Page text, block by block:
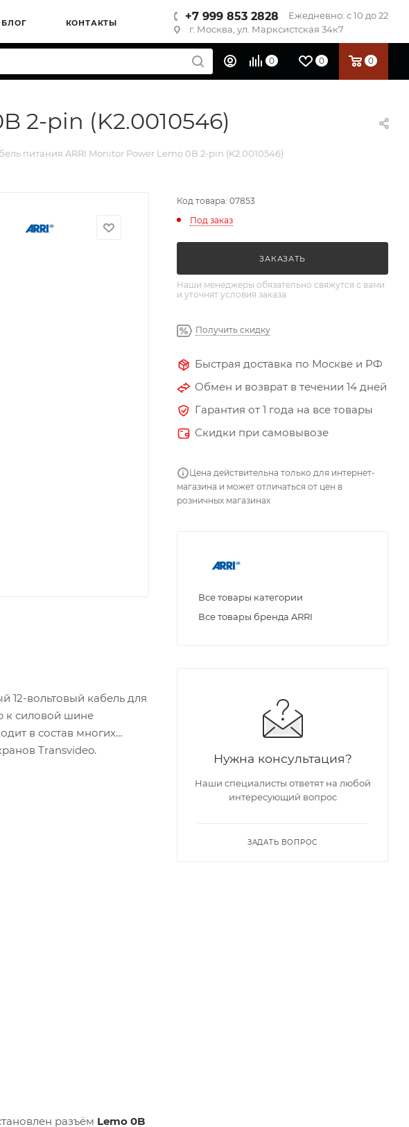
БЛОГ КОНТАКТЫ
+7 999 853 2828
Ежедневно: с 10 до 22
г. Москва, ул. Марксистская 34к7
0 0 0
2-pin (K2.0010546)
питания ARRI Monitor Power Lemo 0B 2-pin (K2.0010546)
12-вольтовый кабель для
к силовой шине
в состав многих
Transvideo.
разъём Lemo 0B
Код товара: 07853
Под заказ
ЗАКАЗАТЬ
Наши менеджеры обязательно свяжутся с вами
и уточнят условия заказа
Получить скидку
Быстрая доставка по Москве и РФ
Обмен и возврат в течении 14 дней
Гарантия от 1 года на все товары
Скидки при самовывозе
Цена действительна только для интернет-
магазина и может отличаться от цен в
розничных магазинах
Все товары категории
Все товары бренда ARRI
Нужна консультация?
Наши специалисты ответят на любой
интересующий вопрос
ЗАДАТЬ ВОПРОС